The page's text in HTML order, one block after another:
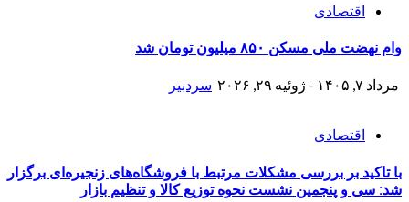
اقتصادی
وام نهضت ملی مسکن ۸۵۰ میلیون تومان شد
مرداد ۷, ۱۴۰۵ - ژوئیه ۲۹, ۲۰۲۶ سردبیر
اقتصادی
با تاکید بر بررسی مشکلات مرتبط با فروشگاه‌های زنجیره‌ای برگزار
شد: سی و پنجمین نشست نحوه توزیع کالا و تنظیم بازار